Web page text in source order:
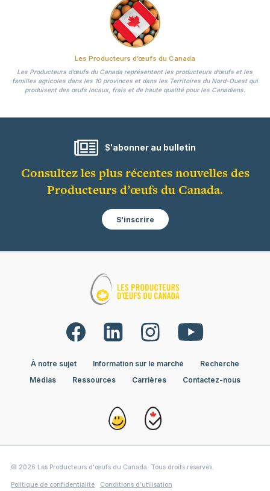
Les Producteurs d’œufs du Canada
Les Producteurs d’œufs du Canada représentent les producteurs d’œufs et les
familles agricoles dans les 10 provinces et dans les Territoires du Nord-Ouest qui
produisent des œufs locaux, frais et de haute qualité pour les Canadiens.
S'abonner au bulletin
Consultez les plus récentes nouvelles des
Producteurs d’œufs du Canada.
S'inscrire
À notre sujet Information sur le marché
Recherche
Médias
Ressources Carrières Contactez-nous
© 2026 Les Producteurs d'œufs du Canada. Tous droits réservés.
Politique de confidentialité Conditions d’utilisation